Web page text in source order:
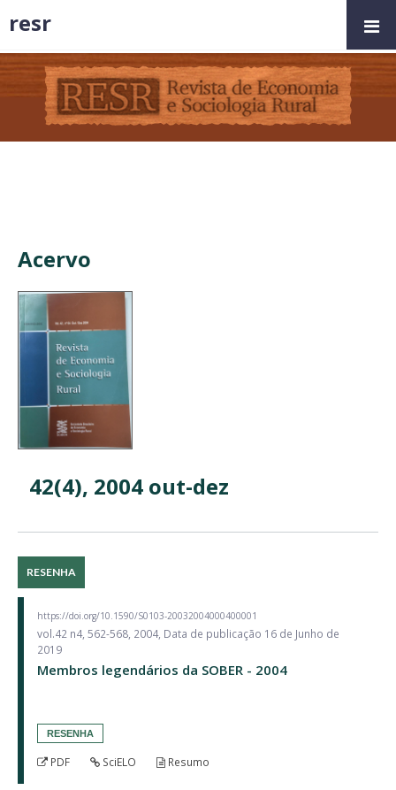
Acervo
42(4), 2004 out-dez
RESENHA
https://doi.org/10.1590/S0103-20032004000400001
vol.42 n4, 562-568, 2004, Data de publicação 16 de Junho de
2019
Membros legendários da SOBER - 2004
RESENHA
PDF SciELO Resumo
resr